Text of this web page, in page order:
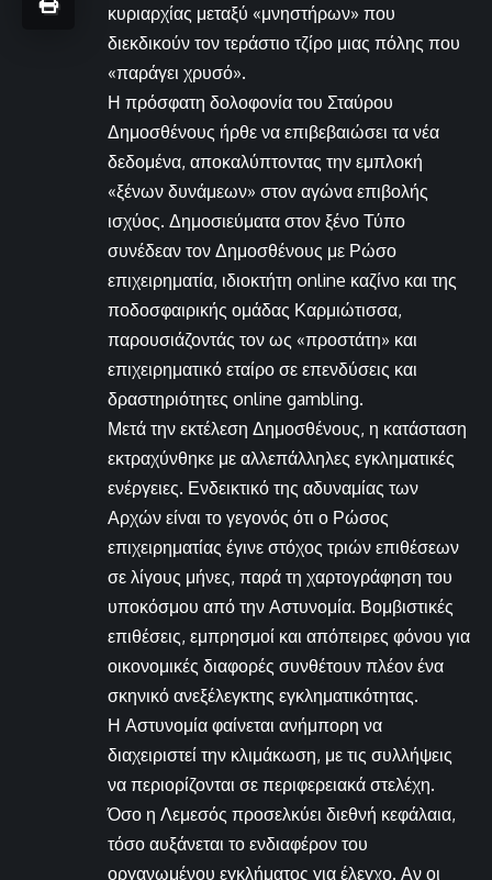
κυριαρχίας μεταξύ «μνηστήρων» που
διεκδικούν τον τεράστιο τζίρο μιας πόλης που
«παράγει χρυσό».
Η πρόσφατη δολοφονία του Σταύρου
Δημοσθένους ήρθε να επιβεβαιώσει τα νέα
δεδομένα, αποκαλύπτοντας την εμπλοκή
«ξένων δυνάμεων» στον αγώνα επιβολής
ισχύος. Δημοσιεύματα στον ξένο Τύπο
συνέδεαν τον Δημοσθένους με Ρώσο
επιχειρηματία, ιδιοκτήτη online καζίνο και της
ποδοσφαιρικής ομάδας Καρμιώτισσα,
παρουσιάζοντάς τον ως «προστάτη» και
επιχειρηματικό εταίρο σε επενδύσεις και
δραστηριότητες online gambling.
Μετά την εκτέλεση Δημοσθένους, η κατάσταση
εκτραχύνθηκε με αλλεπάλληλες εγκληματικές
ενέργειες. Ενδεικτικό της αδυναμίας των
Αρχών είναι το γεγονός ότι ο Ρώσος
επιχειρηματίας έγινε στόχος τριών επιθέσεων
σε λίγους μήνες, παρά τη χαρτογράφηση του
υποκόσμου από την Αστυνομία. Βομβιστικές
επιθέσεις, εμπρησμοί και απόπειρες φόνου για
οικονομικές διαφορές συνθέτουν πλέον ένα
σκηνικό ανεξέλεγκτης εγκληματικότητας.
Η Αστυνομία φαίνεται ανήμπορη να
διαχειριστεί την κλιμάκωση, με τις συλλήψεις
να περιορίζονται σε περιφερειακά στελέχη.
Όσο η Λεμεσός προσελκύει διεθνή κεφάλαια,
τόσο αυξάνεται το ενδιαφέρον του
οργανωμένου εγκλήματος για έλεγχο. Αν οι